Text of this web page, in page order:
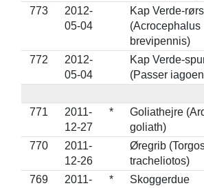
773
2012-
05-04
Kap Verde-
(Acrocephalus
brevipennis)
772
2012-
05-04
Kap Verde-
(Passer
771
2011-
12-27
*
Goliathejre
goliath)
770
2011-
12-26
Øregrib
tracheliotos)
769
2011-
*
Skoggerdue